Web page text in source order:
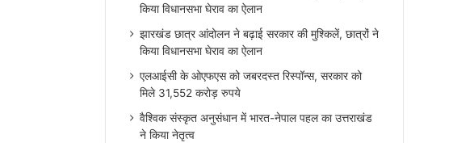
किया विधानसभा घेराव का ऐलान
झारखंड छात्र आंदोलन ने बढ़ाई सरकार की मुश्किलें, छात्रों ने
किया विधानसभा घेराव का ऐलान
एलआईसी के ओएफएस को जबरदस्त रिस्पॉन्स, सरकार को
मिले 31,552 करोड़ रुपये
वैश्विक संस्कृत अनुसंधान में भारत-नेपाल पहल का उत्तराखंड
ने किया नेतृत्व